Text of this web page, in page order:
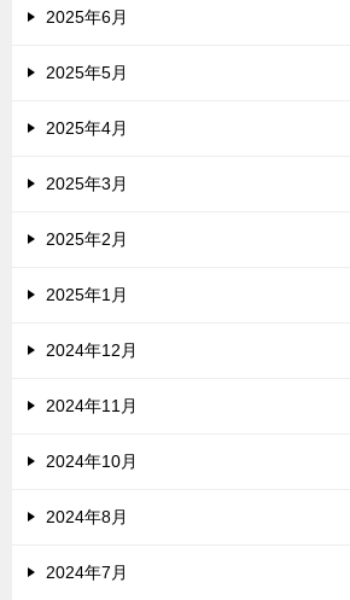
2025年6月
2025年5月
2025年4月
2025年3月
2025年2月
2025年1月
2024年12月
2024年11月
2024年10月
2024年8月
2024年7月